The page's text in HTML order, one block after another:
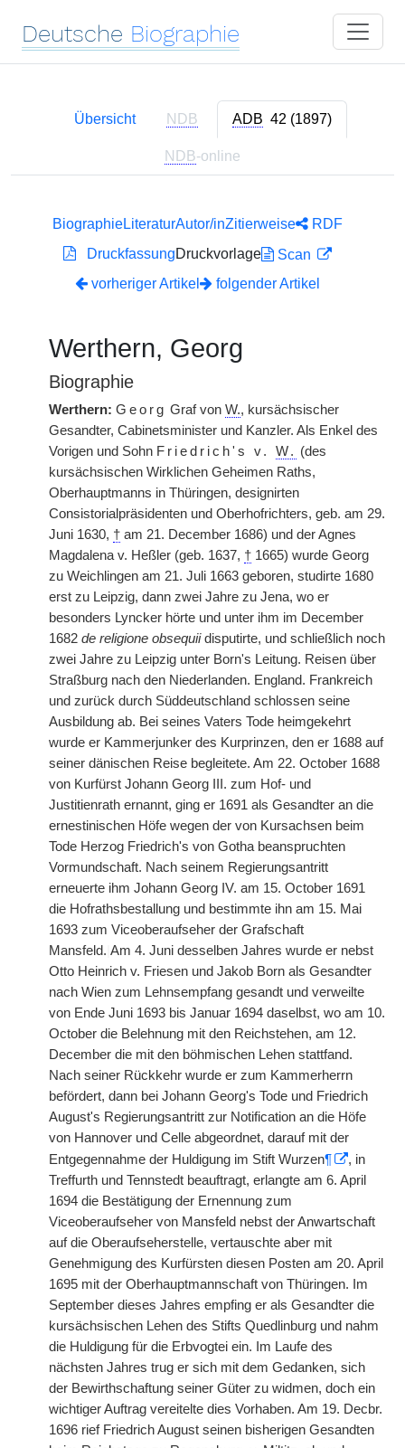
Deutsche Biographie
Übersicht NDB ADB 42 (1897)
NDB-online
BiographieLiteraturAutor/inZitierweise
RDF
DruckfassungDruckvorlage
Scan
vorheriger Artikel
folgender Artikel
Werthern, Georg
Biographie
Werthern: Georg Graf von W., kursächsischer
Gesandter, Cabinetsminister und Kanzler. Als Enkel des
Vorigen und Sohn Friedrich's v. W. (des
kursächsischen Wirklichen Geheimen Raths,
Oberhauptmanns in Thüringen, designirten
Consistorialpräsidenten und Oberhofrichters, geb. am 29.
Juni 1630, † am 21. December 1686) und der Agnes
Magdalena v. Heßler (geb. 1637, † 1665) wurde Georg
zu Weichlingen am 21. Juli 1663 geboren, studirte 1680
erst zu Leipzig, dann zwei Jahre zu Jena, wo er
besonders Lyncker hörte und unter ihm im December
1682 de religione obsequiidisputirte, und schließlich noch
zwei Jahre zu Leipzig unter Born's Leitung. Reisen über
Straßburg nach den Niederlanden. England. Frankreich
und zurück durch Süddeutschland schlossen seine
Ausbildung ab. Bei seines Vaters Tode heimgekehrt
wurde er Kammerjunker des Kurprinzen, den er 1688 auf
seiner dänischen Reise begleitete. Am 22. October 1688
von Kurfürst Johann Georg III. zum Hof- und
Justitienrath ernannt, ging er 1691 als Gesandter an die
ernestinischen Höfe wegen der von Kursachsen beim
Tode Herzog Friedrich's von Gotha beanspruchten
Vormundschaft. Nach seinem Regierungsantritt
erneuerte ihm Johann Georg IV. am 15. October 1691
die Hofrathsbestallung und bestimmte ihn am 15. Mai
1693 zum Viceoberaufseher der Grafschaft
Mansfeld. Am 4. Juni desselben Jahres wurde er nebst
Otto Heinrich v. Friesen und Jakob Born als Gesandter
nach Wien zum Lehnsempfang gesandt und verweilte
von Ende Juni 1693 bis Januar 1694 daselbst, wo am 10.
October die Belehnung mit den Reichstehen, am 12.
December die mit den böhmischen Lehen stattfand.
Nach seiner Rückkehr wurde er zum Kammerherrn
befördert, dann bei Johann Georg's Tode und Friedrich
August's Regierungsantritt zur Notification an die Höfe
von Hannover und Celle abgeordnet, darauf mit der
Entgegennahme der Huldigung im Stift Wurzen¶
, in
Treffurth und Tennstedt beauftragt, erlangte am 6. April
1694 die Bestätigung der Ernennung zum
Viceoberaufseher von Mansfeld nebst der Anwartschaft
auf die Oberaufseherstelle, vertauschte aber mit
Genehmigung des Kurfürsten diesen Posten am 20. April
1695 mit der Oberhauptmannschaft von Thüringen. Im
September dieses Jahres empfing er als Gesandter die
kursächsischen Lehen des Stifts Quedlinburg und nahm
die Huldigung für die Erbvogtei ein. Im Laufe des
nächsten Jahres trug er sich mit dem Gedanken, sich
der Bewirthschaftung seiner Güter zu widmen, doch ein
wichtiger Auftrag vereitelte dies Vorhaben. Am 19. Decbr.
1696 rief Friedrich August seinen bisherigen Gesandten